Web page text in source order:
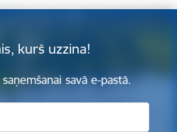
kurš uzzina!
savā e-pastā.